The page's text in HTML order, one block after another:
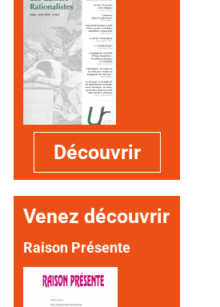
Découvrir
Venez découvrir
Raison Présente